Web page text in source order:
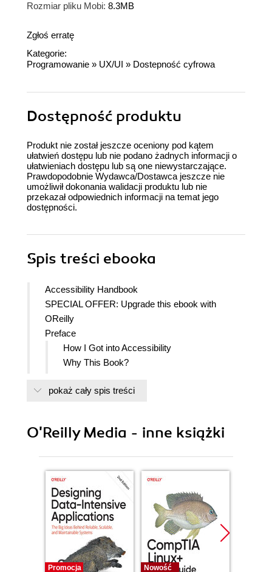
Rozmiar pliku Mobi: 8.3MB
Zgłoś erratę
Kategorie:
Programowanie » UX/UI » Dostepność cyfrowa
Dostępność produktu
Produkt nie został jeszcze oceniony pod kątem
ułatwień dostępu lub nie podano żadnych informacji o
ułatwieniach dostępu lub są one niewystarczające.
Prawdopodobnie Wydawca/Dostawca jeszcze nie
umożliwił dokonania walidacji produktu lub nie
przekazał odpowiednich informacji na temat jego
dostępności.
Spis treści ebooka
Accessibility Handbook
SPECIAL OFFER: Upgrade this ebook with
OReilly
Preface
How I Got into Accessibility
Why This Book?
Background of Section 508
Who Is This Book for?
Conventions Used in This Book
Using Code Examples
Safari Books Online
How to Contact Us
Acknowledgments
1. Complete Blindness
Definition
pokaż cały spis treści
O'Reilly Media - inne książki
Promocja
Nowość